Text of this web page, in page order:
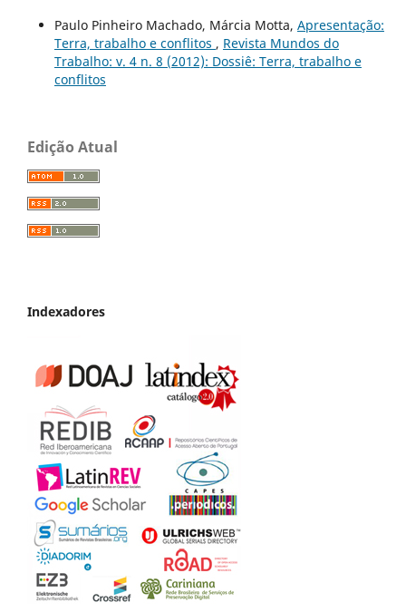
Paulo Pinheiro Machado, Márcia Motta, Apresentação:
Terra, trabalho e conflitos , Revista Mundos do
Trabalho: v. 4 n. 8 (2012): Dossiê: Terra, trabalho e
conflitos
Edição Atual
Indexadores